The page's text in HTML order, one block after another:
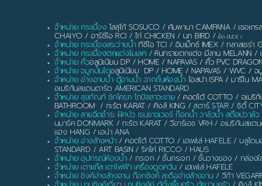
จำหน่าย กระเบื้อง โสสุโก้ SOSUCO / คัมพานา CAMPANA/ เซอเก
CHAIYO / อาร์ซีไอ RCI / ไก่ CHICKEN / นก BIRD / เป็ด DUCK /
จำหน่าย กระเบื้องสระว่ายน้ำ ทีซีไอ TCI / อิมเม็กซ์ IMEX/ กลาสเซร่า
จำหน่าย กระเบื้องตกแต่งโมเสค / หินทรายตกแต่ง มีลาน MELANN /
จำหน่าย คิ้วอลูมิเนียม DP / HOME / NAPAVAS / คิ้ว PVC
จำหน่าย จมูกบันไดอลูมิเนียม DP / HOME / NAPAVAS / WVC / จ
จำหน่าย อ่างอาบน้ำ ตู้อาบน้ำ ฉากกั้นห้องน้ำ ไอสปา ISPA / มารีโน
อเมริกันสแตนดาร์ด AMERICAN STANDARD
จำหน่าย สุขภัณฑ์ ชักโครก โถปัสสาวะชาย / คอตโต้ COTTO / อเมริ
BATHROOM / กะรัต KARAT/ คิงส์ KING / สตาร์ STAR / ซิตี้
จำหน่าย สายฉีดชำระ ฝักบัว เรนชาวเวอร์ ก๊อกน้ำ วาล์วน้ำ สต๊อปวาล์ว
นมาร์ค DONMARK / กะรัต KARAT / วีอาร์เอช VRH / อเมริกันสแ
แฮง HANG / เอน่า ANA
จำหน่าย อ่างล้างหน้า / คอตโต้ COTTO / เฮเฟเล่ HAFELE / บลูได
STANDARD / ART BASIN / ริคโค่ RICCO / HAUS
จำหน่าย อุปกรณ์ห้องน้ำ / กระจก / ชั้นกระจก / ชั้นวางของ / กล่อง
จำหน่าย เตาแก๊ส เตาไฟฟ้า เครื่องดูดควัน / เฮเฟเล่ HAFELE
จำหน่าย ซิงค์อ่างล้างจาน ก๊อกซิงค์ สะดืออ่างล้างจาน / วีก้า